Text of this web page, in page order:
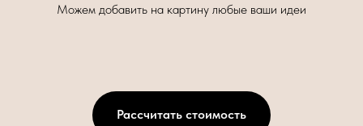
Можем добавить на картину любые ваши идеи
Рассчитать стоимость